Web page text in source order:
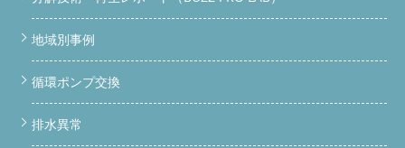
地域別事例
循環ポンプ交換
排水異常